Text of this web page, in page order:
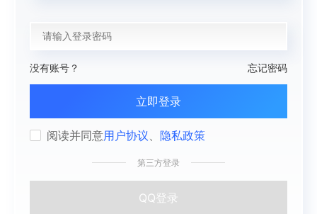
没有账号？ 忘记密码
立即登录
阅读并同意用户协议、 隐私政策
第三方登录
QQ登录